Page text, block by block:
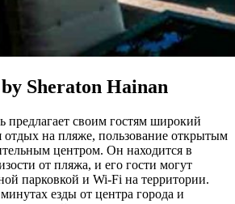
Sheraton Hainan
предлагает своим гостям широкий
отдых на пляже, пользование открытым
центром. Он находится в
от пляжа, и его гости могут
парковкой и Wi-Fi на территории.
езды от центра города и